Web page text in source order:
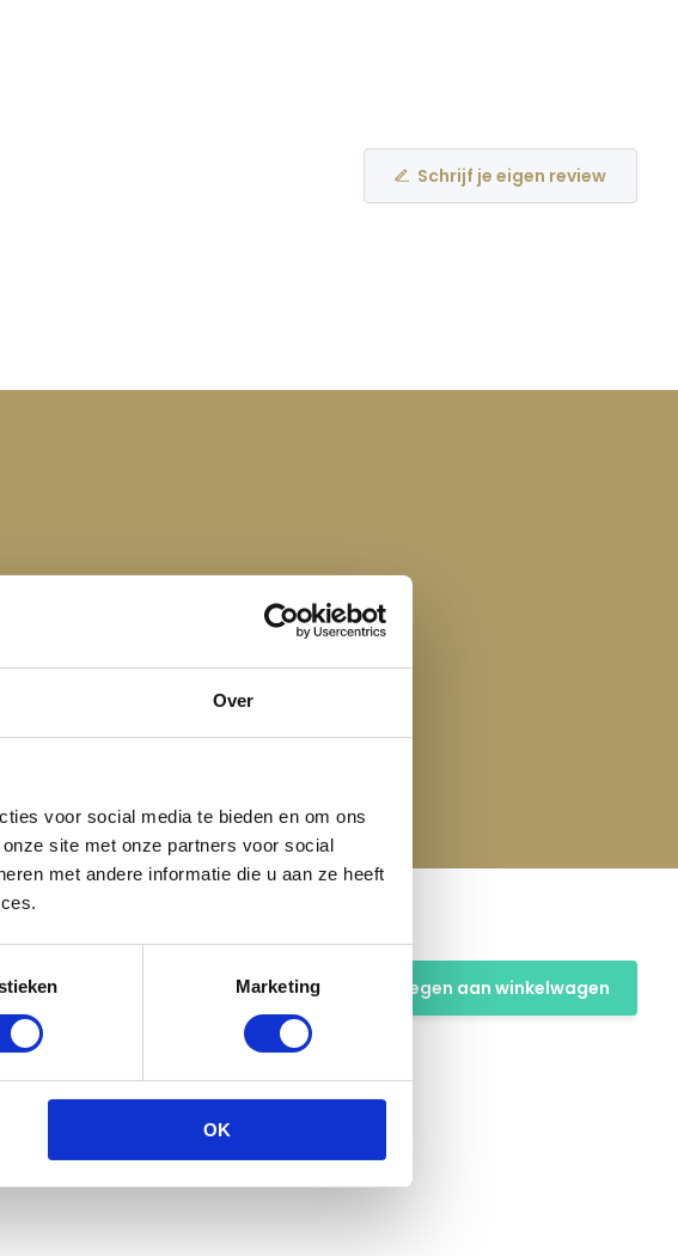
Over
voor social media te bieden en om ons
site met onze partners voor social
met andere informatie die u aan ze heeft
Marketing
OK
Schrijf je eigen review
Toevoegen aan winkelwagen